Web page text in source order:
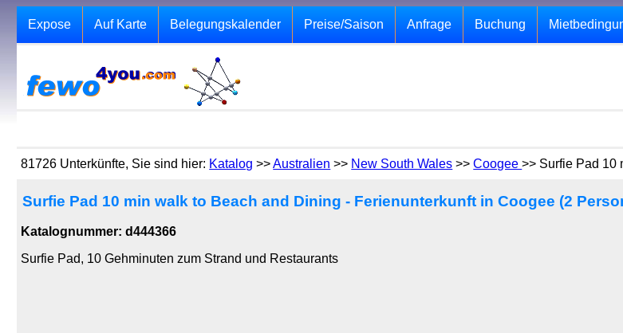
Expose Auf Karte Belegungskalender Preise/Saison Anfrage Buchung
81726 Unterkünfte, Sie sind hier: Katalog >>Australien >> New South Wales >>Coogee>> Surfie Pad 10
Surfie Pad 10 min walk to Beach and Dining - Ferienunterkunft in Coogee (2
Katalognummer: d444366
Surfie Pad, 10 Gehminuten zum Strand und Restaurants